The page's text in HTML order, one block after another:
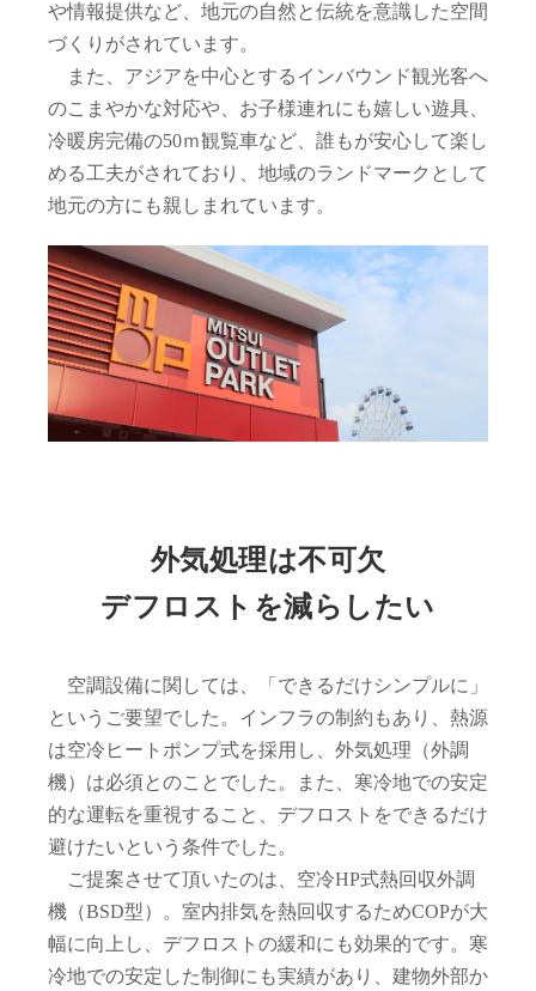
や情報提供など、地元の自然と伝統を意識した空間
づくりがされています。
また、アジアを中心とするインバウンド観光客へ
のこまやかな対応や、お子様連れにも嬉しい遊具、
冷暖房完備の50ｍ観覧車など、誰もが安心して楽し
める工夫がされており、地域のランドマークとして
地元の方にも親しまれています。
外気処理は不可欠
デフロストを減らしたい
空調設備に関しては、「できるだけシンプルに」
というご要望でした。インフラの制約もあり、熱源
は空冷ヒートポンプ式を採用し、外気処理（外調
機）は必須とのことでした。また、寒冷地での安定
的な運転を重視すること、デフロストをできるだけ
避けたいという条件でした。
ご提案させて頂いたのは、空冷HP式熱回収外調
機（BSD型）。室内排気を熱回収するためCOPが大
幅に向上し、デフロストの緩和にも効果的です。寒
冷地での安定した制御にも実績があり、建物外部か